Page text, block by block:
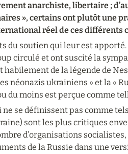
anarchiste, libertaire ;
», certains ont plutôt une
réel de ces différents
du soutien qui leur est
circulé et ont suscité la
habilement de la légende de
néonazis ukrainiens » et la «
du moins est perçue comme
se définissent pas comme
sont les plus critiques
d’organisations
de la Russie dans une